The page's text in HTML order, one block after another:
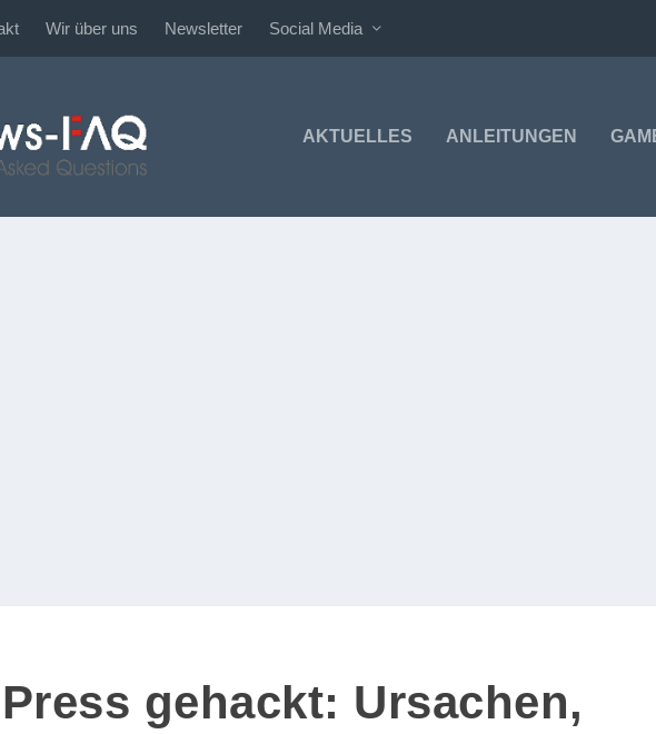
Wir über uns Newsletter Social Media
AKTUELLES ANLEITUNGEN
gehackt: Ursachen,